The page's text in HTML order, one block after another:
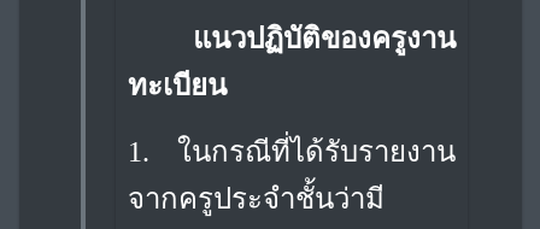
แนวปฏิบัติของครูงาน
ทะเบียน
1.
ในกรณีที่ได้รับรายงาน
จากครูประจำชั้นว่ามี